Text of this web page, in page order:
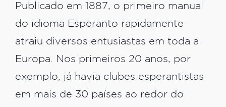
Publicado em 1887, o primeiro manual
do idioma Esperanto rapidamente
atraiu diversos entusiastas em toda a
Europa. Nos primeiros 20 anos, por
exemplo, já havia clubes esperantistas
em mais de 30 países ao redor do